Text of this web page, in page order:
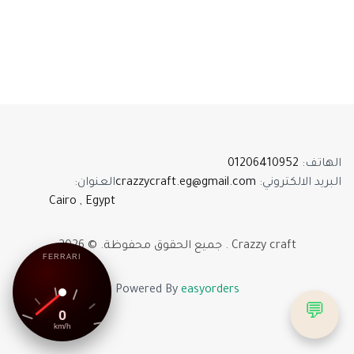
FERRARI
0
km/h
💬
الهاتف:
01206410952
البريد الالكتروني:
crazzycraft.eg@gmail.comالعنوان:
Cairo , Egypt
Crazzy craft
.جميع الحقوق محفوظة. ©
2026
Powered By easyorders